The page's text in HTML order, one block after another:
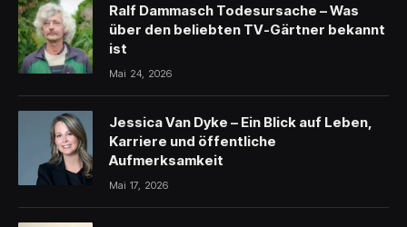
Ralf Dammasch Todesursache – Was
über den beliebten TV-Gärtner bekannt
ist
Mai 24, 2026
Jessica Van Dyke – Ein Blick auf Leben,
Karriere und öffentliche
Aufmerksamkeit
Mai 17, 2026